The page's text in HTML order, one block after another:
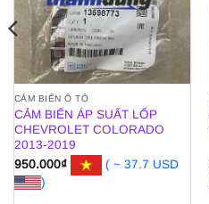
CẢM BIẾN Ô TÔ
CẢM BIẾN ÁP SUẤT LỐP
CHEVROLET COLORADO
2013-2019
950.000₫
( ~ 37.7 USD
)